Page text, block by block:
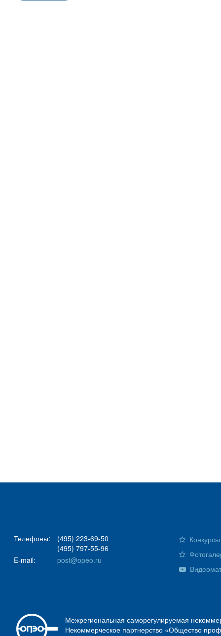
Телефоны:
(495) 223-69-50
(495) 797-55-96
E-mail:
post@opeo.ru
Межрегиональная саморегулируемая
Некоммерческое партнерство «Общество